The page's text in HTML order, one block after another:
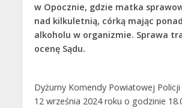
w Opocznie, gdzie matka
nad kilkuletnią, córką mając
alkoholu w organizmie. Sprawa
ocenę Sądu.
Dyżurny Komendy Powiatowej
12 września 2024 roku o godzinie